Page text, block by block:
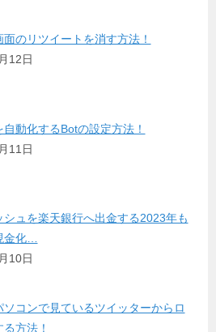
のリツイートを消す方法！
12日
自動化するBotの設定方法！
11日
シュを楽天銀行へ出金する2023年も
金化…
10日
ソコンで見ているツイッターからロ
方法！